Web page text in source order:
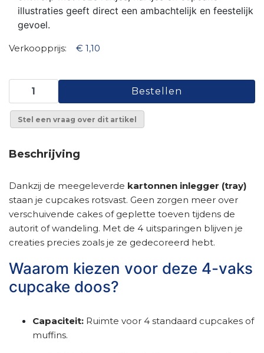
illustraties geeft direct een ambachtelijk en feestelijk
gevoel.
Verkoopprijs: € 1,10
Stel een vraag over dit artikel
Beschrijving
Dankzij de meegeleverde kartonnen inlegger (tray)
staan je cupcakes rotsvast. Geen zorgen meer over
verschuivende cakes of geplette toeven tijdens de
autorit of wandeling. Met de 4 uitsparingen blijven je
creaties precies zoals je ze gedecoreerd hebt.
Waarom kiezen voor deze 4-vaks
cupcake doos?
Capaciteit: Ruimte voor 4 standaard cupcakes of
muffins.